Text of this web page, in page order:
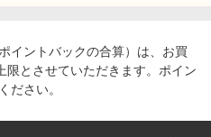
ストアにすすむ